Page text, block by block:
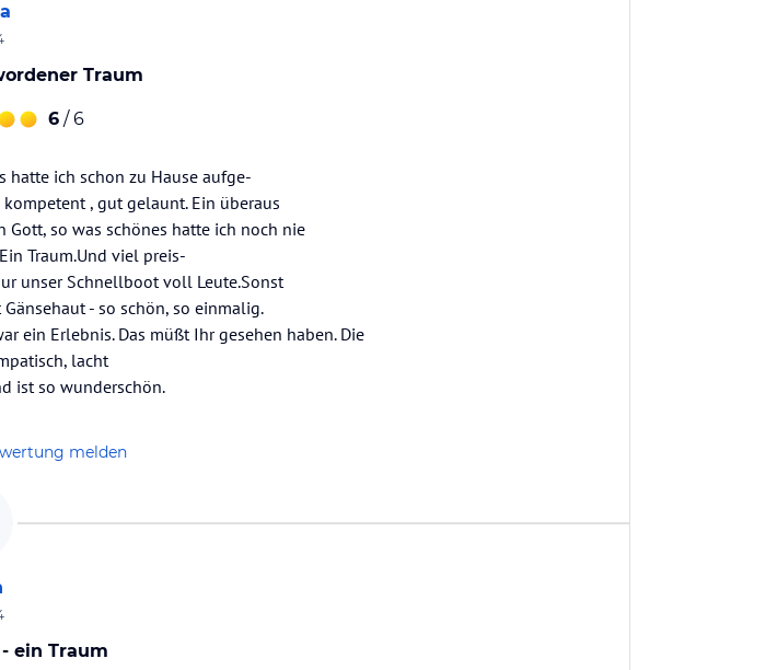
Traum
6 / 6
hatte ich schon zu Hause aufge-
, gut gelaunt. Ein überaus
Gott, so was schönes hatte ich noch nie
Traum.Und viel preis-
unser Schnellboot voll Leute.Sonst
- so schön, so einmalig.
ein Erlebnis. Das müßt Ihr gesehen haben. Die
lacht
ist so wunderschön.
melden
ein Traum